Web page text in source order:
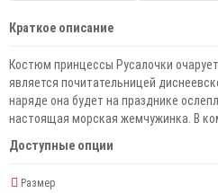
Краткое описание
Костюм принцессы Русалочки
является почитательницей
наряде она будет на празднике
настоящая морская жемчужинка. В
Доступные опции
Размер